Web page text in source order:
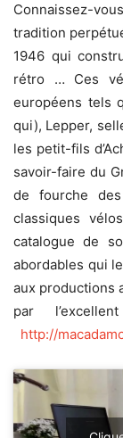
Connaissez-
tradition
1946 qui
rétro … Ces
européens tels
qui), Lepper,
les petit-fils
savoir-faire du
de fourche
classiques
catalogue de
abordables qui
aux productions
par
http://